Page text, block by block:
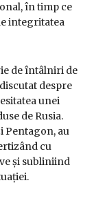
în timp ce
integritatea
de întâlniri de
despre
unei
de Rusia.
Pentagon, au
cu
și subliniind